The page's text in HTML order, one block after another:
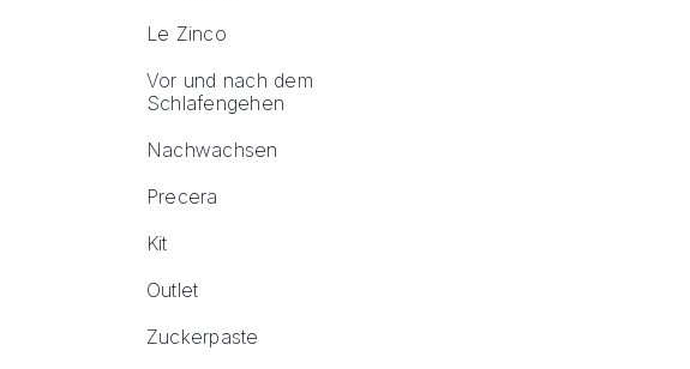
Le Zinco
Vor und nach dem
Schlafengehen
Nachwachsen
Precera
Kit
Outlet
Zuckerpaste